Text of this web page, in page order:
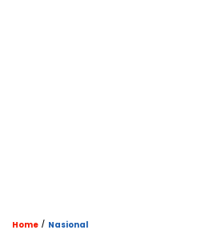
Home / Nasional